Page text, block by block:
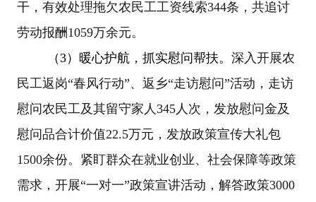
干，有效处理拖欠农民工工资线索344条，共追讨
劳动报酬1059万余元。
（3）暖心护航，抓实慰问帮扶。 深入开展农
民工返岗“春风行动”、返乡“走访慰问”活动，走访
慰问农民工及其留守家人 345 人次，发放慰问金及
慰问品合计价值22.5万元，发放政策宣传大礼包
1500余份。紧盯群众在就业创业、社会保障等政策
需求，开展“一对一”政策宣讲活动，解答政策3000